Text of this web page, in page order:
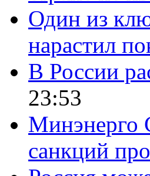
Один из
нарастил
В России
23:53
Минэнерго
санкций